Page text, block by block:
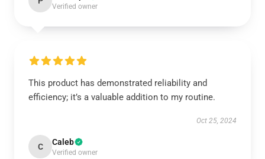
Verified owner
This product has demonstrated reliability and
efficiency; it’s a valuable addition to my routine.
Oct 25, 2024
C Caleb
Verified owner